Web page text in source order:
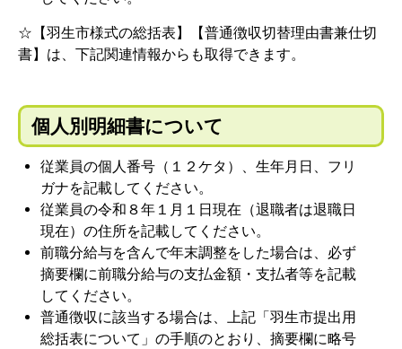
☆【羽生市様式の総括表】【普通徴収切替理由書兼仕切
書】は、下記関連情報からも取得できます。
個人別明細書について
従業員の個人番号（１２ケタ）、生年月日、フリ
ガナを記載してください。
従業員の令和８年１月１日現在（退職者は退職日
現在）の住所を記載してください。
前職分給与を含んで年末調整をした場合は、必ず
摘要欄に前職分給与の支払金額・支払者等を記載
してください。
普通徴収に該当する場合は、上記「羽生市提出用
総括表について」の手順のとおり、摘要欄に略号